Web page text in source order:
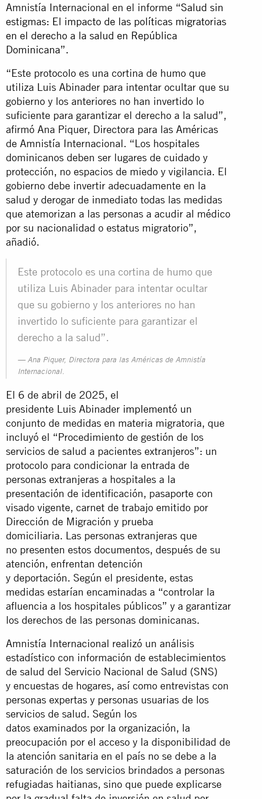
Amnistía Internacional en el informe “Salud sin
estigmas: El impacto de las políticas migratorias
en el derecho a la salud en República
Dominicana”.
“Este protocolo es una cortina de humo que
utiliza Luis Abinader para intentar ocultar que su
gobierno y los anteriores no han invertido lo
suficiente para garantizar el derecho a la salud”,
afirmó Ana Piquer, Directora para las Américas
de Amnistía Internacional. “Los hospitales
dominicanos deben ser lugares de cuidado y
protección, no espacios de miedo y vigilancia. El
gobierno debe invertir adecuadamente en la
salud y derogar de inmediato todas las medidas
que atemorizan a las personas a acudir al médico
por su nacionalidad o estatus migratorio”,
añadió.
Este protocolo es una cortina de humo que
utiliza Luis Abinader para intentar ocultar
que su gobierno y los anteriores no han
invertido lo suficiente para garantizar el
derecho a la salud”.
Ana Piquer, Directora para las Américas de Amnistía
Internacional.
El 6 de abril de 2025, el
presidente Luis Abinader implementó un
conjunto de medidas en materia migratoria, que
incluyó el “Procedimiento de gestión de los
servicios de salud a pacientes extranjeros”: un
protocolo para condicionar la entrada de
personas extranjeras a hospitales a la
presentación de identificación, pasaporte con
visado vigente, carnet de trabajo emitido por
Dirección de Migración y prueba
domiciliaria. Las personas extranjeras que
no presenten estos documentos, después de su
atención, enfrentan detención
y deportación. Según el presidente, estas
medidas estarían encaminadas a “controlar la
afluencia a los hospitales públicos” y a garantizar
los derechos de las personas dominicanas.
Amnistía Internacional realizó un análisis
estadístico con información de establecimientos
de salud del Servicio Nacional de Salud (SNS)
y encuestas de hogares, así como entrevistas con
personas expertas y personas usuarias de los
servicios de salud. Según los
datos examinados por la organización, la
preocupación por el acceso y la disponibilidad de
la atención sanitaria en el país no se debe a la
saturación de los servicios brindados a personas
refugiadas haitianas, sino que puede explicarse